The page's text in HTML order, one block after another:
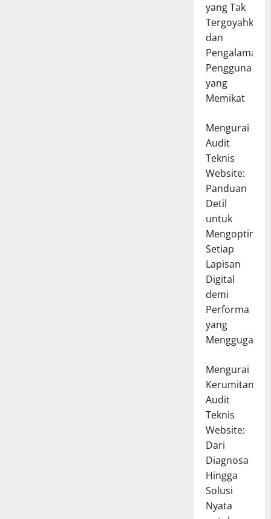
yang Tak
Tergoyahkan
dan
Pengalaman
Pengguna
yang
Memikat
Mengurai
Audit
Teknis
Website:
Panduan
Detil
untuk
Setiap
Lapisan
Digital
demi
Performa
yang
Menggugah
Mengurai
Kerumitan
Audit
Teknis
Website:
Dari
Diagnosa
Hingga
Solusi
Nyata